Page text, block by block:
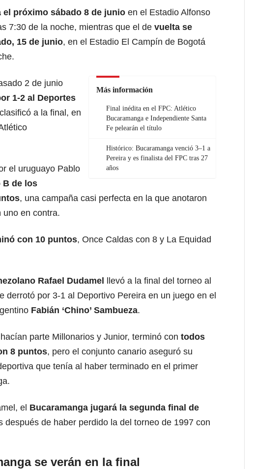
próximo sábado 8 de junio en el Estadio Alfonso
7:30 de la noche, mientras que el de vuelta se
15 de junio, en el Estadio El Campín de Bogotá
Más información
Final inédita en el FPC: Atlético
Bucaramanga e Independiente Santa
Fe pelearán el título
Histórico: Bucaramanga venció 3–1 a
Pereira y es finalista del FPC tras 27
años
2 de junio
1-2 al Deportes
a la final, en
el uruguayo Pablo
B de los
, una campaña casi perfecta en la que anotaron
uno en contra.
con 10 puntos, Once Caldas con 8 y La Equidad
Rafael Dudamel llevó a la final del torneo al
derrotó por 3-1 al Deportivo Pereira en un juego en el
Fabián ‘Chino’ Sambueza.
parte Millonarios y Junior, terminó con todos
8 puntos, pero el conjunto canario aseguró su
que tenía al haber terminado en el primer
el Bucaramanga jugará la segunda final de
después de haber perdido la del torneo de 1997 con
se verán en la final